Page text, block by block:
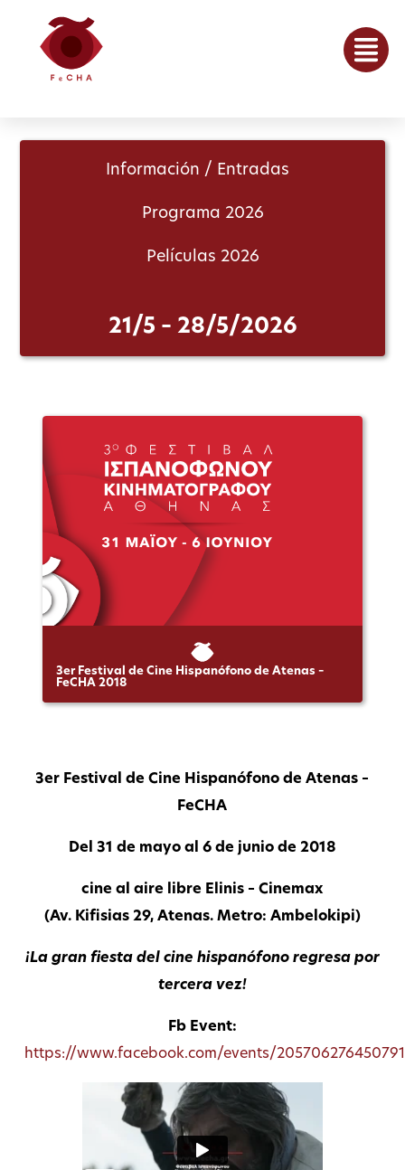
Información / Entradas
Programa 2026
Películas 2026
21/5 – 28/5/2026
3er Festival de Cine Hispanófono de Atenas –
FeCHA 2018
3er Festival de Cine Hispanófono de Atenas –
FeCHA
Del 31 de mayo al 6 de junio de 2018
cine al aire libre Elinis – Cinemax
(Av. Kifisias 29, Atenas. Metro: Ambelokipi)
¡La gran fiesta del cine hispanófono regresa por
tercera vez!
Fb Event:
https://www.facebook.com/events/